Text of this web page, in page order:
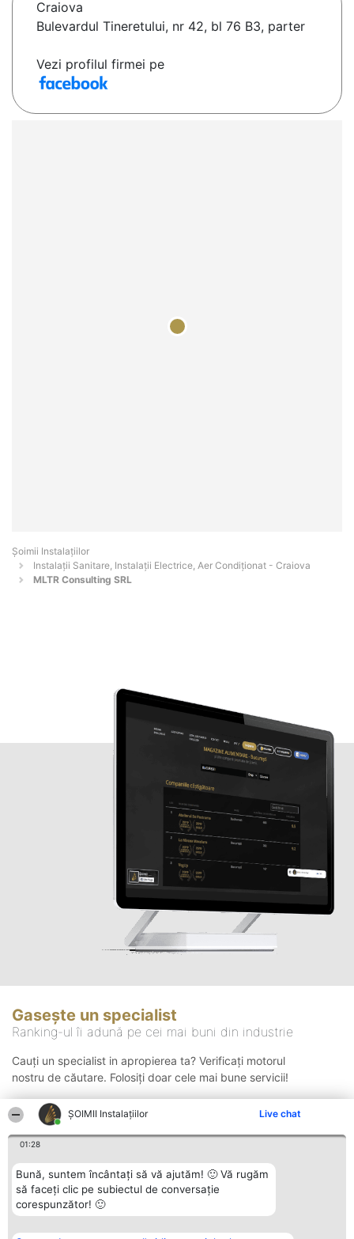
ŞOIMII Instalaţiilor Live chat
01:28
Bună, suntem încântați să vă ajutăm! 🙂 Vă rugăm
să faceți clic pe subiectul de conversație
corespunzător! 🙂
Craiova
Bulevardul Tineretului, nr 42, bl 76 B3, parter
Vezi profilul firmei pe
Şoimii Instalaţiilor
Instalații Sanitare, Instalații Electrice, Aer Condiționat - Craiova
MLTR Consulting SRL
Gasește un specialist
Ranking-ul îi adună pe cei mai buni din industrie
Cauți un specialist in apropierea ta? Verificați motorul
nostru de căutare. Folosiți doar cele mai bune servicii!